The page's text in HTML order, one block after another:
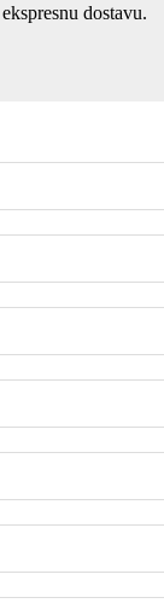
dostavu.